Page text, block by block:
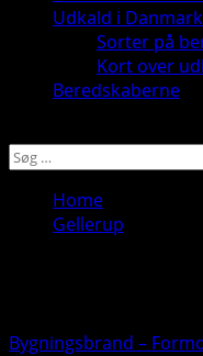
Udkald i Danmark
Sorter på
Kort over
Beredskaberne
Søg
Home
Gellerup
Bygningsbrand –